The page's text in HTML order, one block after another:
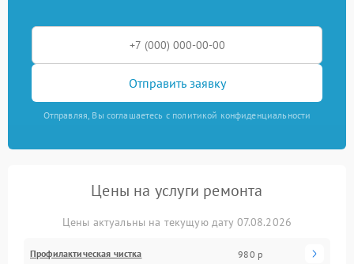
Отправить заявку
Отправляя, Вы соглашаетесь с политикой конфиденциальности
Цены на услуги ремонта
Цены актуальны на текущую дату 07.08.2026
Профилактическая чистка 980 р